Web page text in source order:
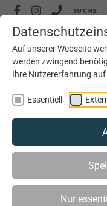
Auf unserer Webseite
werden zwingend
Ihre Nutzererfahrung auf
Essentiell
Nur
SUCHE
GESCHÄFTSFÜHRER